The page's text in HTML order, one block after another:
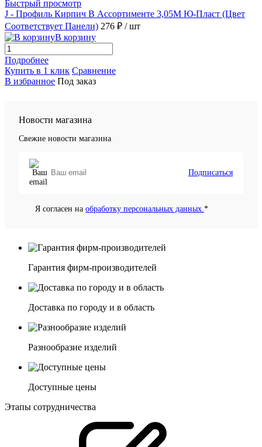
Быстрый просмотр
J - Профиль Кирпич В Ассортименте 3,05М Ю-Пласт (Цвет
Соответствует Панели) 276 ₽ / шт
В корзину
Подробнее
Купить в 1 клик Сравнение
В избранное Под заказ
Новости магазина
Свежие новости магазина
Подписаться
Я согласен на обработку персональных данных.*
Гарантия фирм-производителей
Доставка по городу и в область
Разнообразие изделий
Доступные цены
Этапы сотрудничества